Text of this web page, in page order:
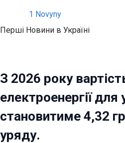
вмісту
1 Novyny
Перші Новини в Україні
З 2026 року
електроенергії для
становитиме 4,32
уряду.